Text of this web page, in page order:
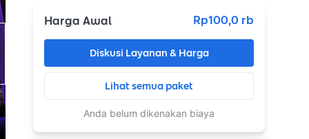
Harga Awal Rp100,0 rb
Diskusi Layanan & Harga
Lihat semua paket
Anda belum dikenakan biaya